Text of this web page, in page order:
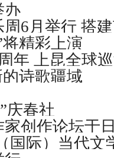
办
6月举行 搭
精彩上演
年 上昆全球
诗歌疆域
庆春社
创作论坛于
国际）当代文